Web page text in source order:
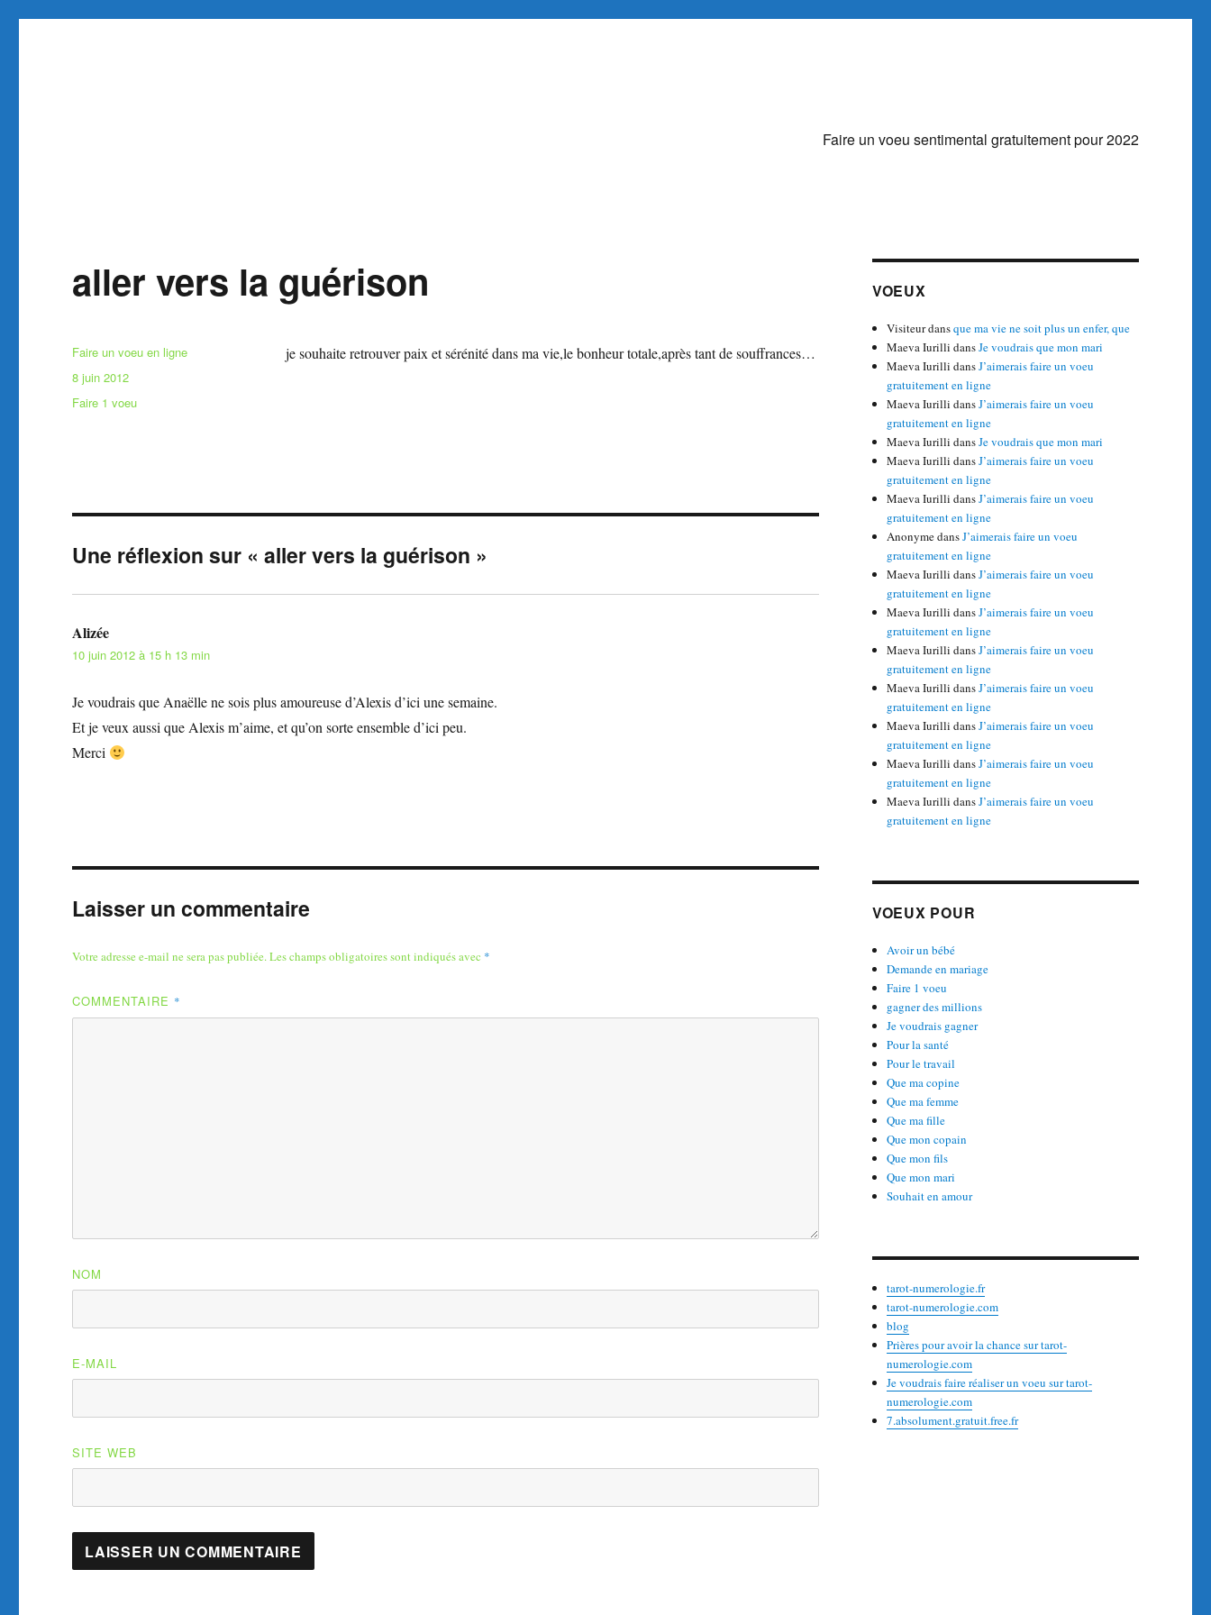
Faire un voeu sentimental gratuitement pour 2022
aller vers la guérison
je souhaite retrouver paix et sérénité dans ma vie,le bonheur totale,après tant de souffrances…
Auteur
Faire un voeu en ligne
Publié
le
8 juin 2012
Catégories
Faire 1 voeu
Une réflexion sur « aller vers la guérison »
Alizée
10 juin 2012 à 15 h 13 min
Je voudrais que Anaëlle ne sois plus amoureuse d’Alexis d’ici une semaine.
Et je veux aussi que Alexis m’aime, et qu’on sorte ensemble d’ici peu.
Merci
Laisser un commentaire
Votre adresse e-mail ne sera pas publiée.Les champs obligatoires sont indiqués avec *
COMMENTAIRE *
NOM
E-MAIL
SITE WEB
VOEUX
Visiteurdansque ma vie ne soit plus un enfer, que
Maeva Iurilli dansJe voudrais que mon mari
Maeva Iurilli dansJ’aimerais faire un voeu
gratuitement en ligne
Maeva Iurilli dansJ’aimerais faire un voeu
gratuitement en ligne
Maeva Iurilli dansJe voudrais que mon mari
Maeva Iurilli dansJ’aimerais faire un voeu
gratuitement en ligne
Maeva Iurilli dansJ’aimerais faire un voeu
gratuitement en ligne
AnonymedansJ’aimerais faire un voeu
gratuitement en ligne
Maeva Iurilli dansJ’aimerais faire un voeu
gratuitement en ligne
Maeva Iurilli dansJ’aimerais faire un voeu
gratuitement en ligne
Maeva Iurilli dansJ’aimerais faire un voeu
gratuitement en ligne
Maeva Iurilli dansJ’aimerais faire un voeu
gratuitement en ligne
Maeva Iurilli dansJ’aimerais faire un voeu
gratuitement en ligne
Maeva Iurilli dansJ’aimerais faire un voeu
gratuitement en ligne
Maeva Iurilli dansJ’aimerais faire un voeu
gratuitement en ligne
VOEUX POUR
Avoir un bébé
Demande en mariage
Faire 1 voeu
gagner des millions
Je voudrais gagner
Pour la santé
Pour le travail
Que ma copine
Que ma femme
Que ma fille
Que mon copain
Que mon fils
Que mon mari
Souhait en amour
tarot-numerologie.fr
tarot-numerologie.com
blog
Prières pour avoir la chance sur tarot-
numerologie.com
Je voudrais faire réaliser un voeu sur tarot-
numerologie.com
7.absolument.gratuit.free.fr